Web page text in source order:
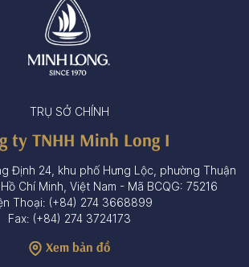
TRỤ SỞ CHÍNH
ty TNHH Minh Long I
Định 24, khu phố Hưng Lộc, phường Thuận
Chí Minh, Việt Nam - Mã BCQG: 75216
Thoại: (+84) 274 3668899
Fax: (+84) 274 3724173
Xem bản đồ